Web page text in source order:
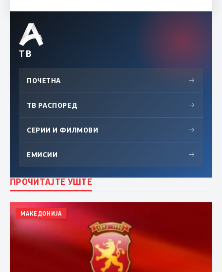
ТВ
ПОЧЕТНА →
ТВ РАСПОРЕД →
СЕРИИ И ФИЛМОВИ →
ЕМИСИИ →
ПРОЧИТАЈТЕ УШТЕ
МАКЕДОНИЈА